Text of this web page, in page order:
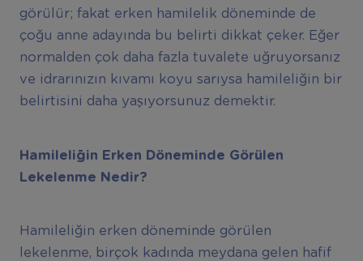
görülür; fakat erken hamilelik döneminde de
çoğu anne adayında bu belirti dikkat çeker. Eğer
normalden çok daha fazla tuvalete uğruyorsanız
ve idrarınızın kıvamı koyu sarıysa hamileliğin bir
belirtisini daha yaşıyorsunuz demektir.
Hamileliğin Erken Döneminde Görülen
Lekelenme Nedir?
Hamileliğin erken döneminde görülen
lekelenme, birçok kadında meydana gelen hafif